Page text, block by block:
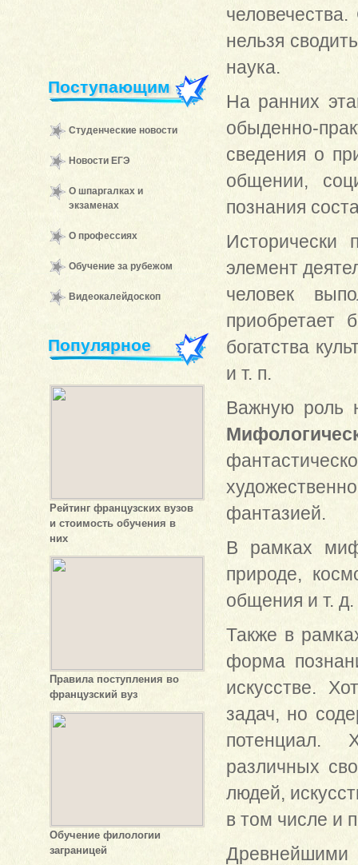
Поступающим
Студенческие новости
Новости ЕГЭ
О шпаргалках и
экзаменах
О профессиях
Обучение за рубежом
Видеокалейдоскоп
Популярное
Рейтинг французских вузов
и стоимость обучения в
них
Правила поступления во
французский вуз
Обучение филологии
заграницей
нельзя
наука.
На ранних
обыденно-
сведения о
общении,
познания
элемент
человек
приобретает
богатства
и т. п.
Важную роль
фантазией.
В рамках
природе,
общения и т. д.
Также в
форма
искусстве.
задач, но
потенциал.
различных
людей,
в том числе и